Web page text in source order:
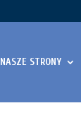
NASZE STRONY